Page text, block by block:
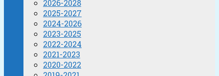
2026-2028
2025-2027
2024-2026
2023-2025
2022-2024
2021-2023
2020-2022